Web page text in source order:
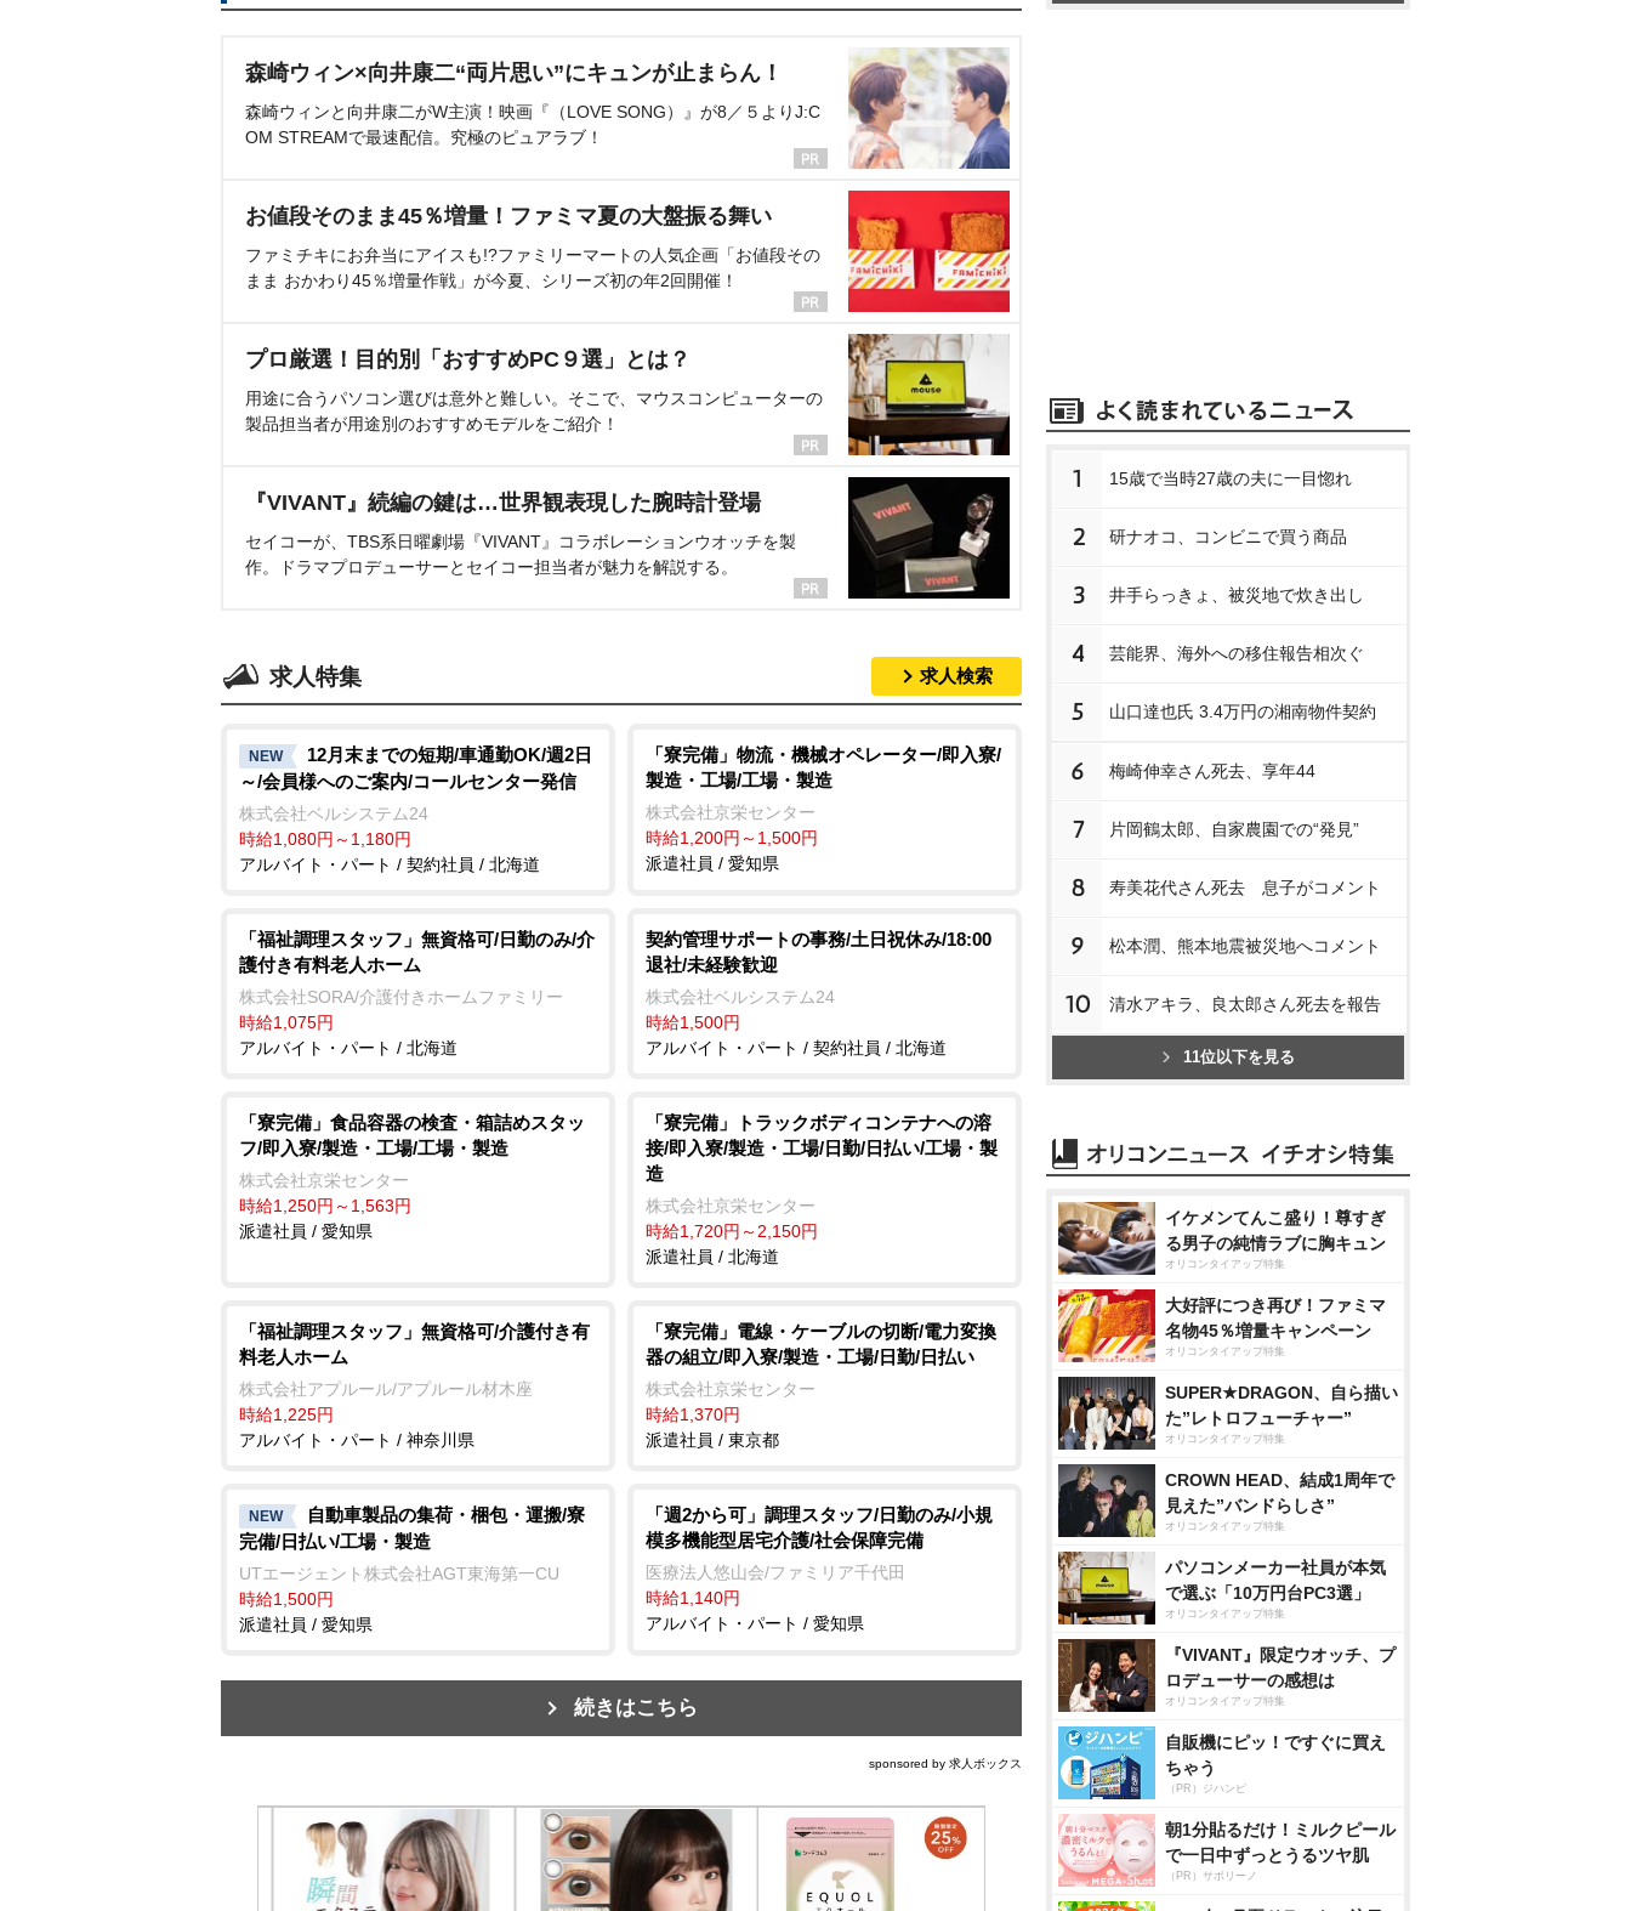
森崎ウィン×向井康二“両片思い”にキュンが止まらん！
森崎ウィンと向井康二がW主演！映画『（LOVE SONG）』が8／５よりJ:C
OM STREAMで最速配信。究極のピュアラブ！
お値段そのまま45％増量！ファミマ夏の大盤振る舞い
ファミチキにお弁当にアイスも!?ファミリーマートの人気企画「お値段その
まま おかわり45％増量作戦」が今夏、シリーズ初の年2回開催！
プロ厳選！目的別「おすすめPC９選」とは？
用途に合うパソコン選びは意外と難しい。そこで、マウスコンピューターの
製品担当者が用途別のおすすめモデルをご紹介！
『VIVANT』続編の鍵は…世界観表現した腕時計登場
セイコーが、TBS系日曜劇場『VIVANT』コラボレーションウオッチを製
作。ドラマプロデューサーとセイコー担当者が魅力を解説する。
求人特集 求人検索
NEW
12月末までの短期/車通勤OK/週2日
～/会員様へのご案内/コールセンター発信
株式会社ベルシステム24
時給1,080円～1,180円
アルバイト・パート / 契約社員 / 北海道
「寮完備」物流・機械オペレーター/即入寮/
製造・工場/工場・製造
株式会社京栄センター
時給1,200円～1,500円
派遣社員 / 愛知県
「福祉調理スタッフ」無資格可/日勤のみ/介
護付き有料老人ホーム
株式会社SORA/介護付きホームファミリー
時給1,075円
アルバイト・パート / 北海道
契約管理サポートの事務/土日祝休み/18:00
退社/未経験歓迎
株式会社ベルシステム24
時給1,500円
アルバイト・パート / 契約社員 / 北海道
「寮完備」食品容器の検査・箱詰めスタッ
フ/即入寮/製造・工場/工場・製造
株式会社京栄センター
時給1,250円～1,563円
派遣社員 / 愛知県
「寮完備」トラックボディコンテナへの溶
接/即入寮/製造・工場/日勤/日払い/工場・製
造
株式会社京栄センター
時給1,720円～2,150円
派遣社員 / 北海道
「福祉調理スタッフ」無資格可/介護付き有
料老人ホーム
株式会社アプルール/アプルール材木座
時給1,225円
アルバイト・パート / 神奈川県
「寮完備」電線・ケーブルの切断/電力変換
器の組立/即入寮/製造・工場/日勤/日払い
株式会社京栄センター
時給1,370円
派遣社員 / 東京都
NEW
自動車製品の集荷・梱包・運搬/寮
完備/日払い/工場・製造
UTエージェント株式会社AGT東海第一CU
時給1,500円
派遣社員 / 愛知県
「週2から可」調理スタッフ/日勤のみ/小規
模多機能型居宅介護/社会保障完備
医療法人悠山会/ファミリア千代田
時給1,140円
アルバイト・パート / 愛知県
続きはこちら
sponsored by 求人ボックス
1 15歳で当時27歳の夫に一目惚れ
2 研ナオコ、コンビニで買う商品
3 井手らっきょ、被災地で炊き出し
4 芸能界、海外への移住報告相次ぐ
5 山口達也氏 3.4万円の湘南物件契約
6 梅崎伸幸さん死去、享年44
7 片岡鶴太郎、自家農園での“発見”
8 寿美花代さん死去 息子がコメント
9 松本潤、熊本地震被災地へコメント
10 清水アキラ、良太郎さん死去を報告
11位以下を見る
イケメンてんこ盛り！尊すぎ
る男子の純情ラブに胸キュン
オリコンタイアップ特集
大好評につき再び！ファミマ
名物45％増量キャンペーン
オリコンタイアップ特集
SUPER★DRAGON、自ら描い
た”レトロフューチャー”
オリコンタイアップ特集
CROWN HEAD、結成1周年で
見えた”バンドらしさ”
オリコンタイアップ特集
パソコンメーカー社員が本気
で選ぶ「10万円台PC3選」
オリコンタイアップ特集
『VIVANT』限定ウオッチ、プ
ロデューサーの感想は
オリコンタイアップ特集
自販機にピッ！ですぐに買え
ちゃう
（PR）ジハンピ
朝1分貼るだけ！ミルクピール
で一日中ずっとうるツヤ肌
（PR）サボリーノ